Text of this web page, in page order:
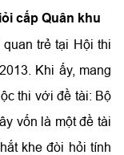
cấp Quân khu
trẻ tại Hội thi
Khi ấy, mang
thi với đề tài: Bộ
vốn là một đề tài
khe đòi hỏi tính